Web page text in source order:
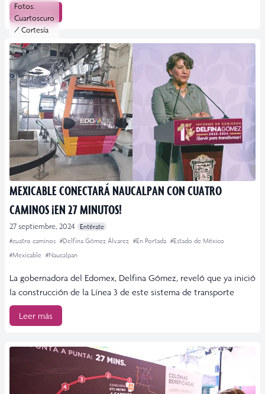
Leer más
Fotos:
Cuartoscuro
/ Cortesía
MEXICABLE CONECTARÁ NAUCALPAN CON CUATRO
CAMINOS ¡EN 27 MINUTOS!
27 septiembre, 2024
Entérate
#cuatro caminos #Delfina Gómez Álvarez #En Portada #Estado de México
#Mexicable #Naucalpan
La gobernadora del Edomex, Delfina Gómez, reveló que ya inició
la construcción de la Línea 3 de este sistema de transporte
Leer más